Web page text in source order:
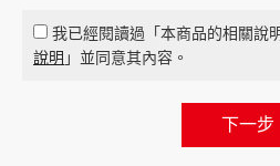
我已經閱讀過「本商品的相關說
說明 」並同意其內容。